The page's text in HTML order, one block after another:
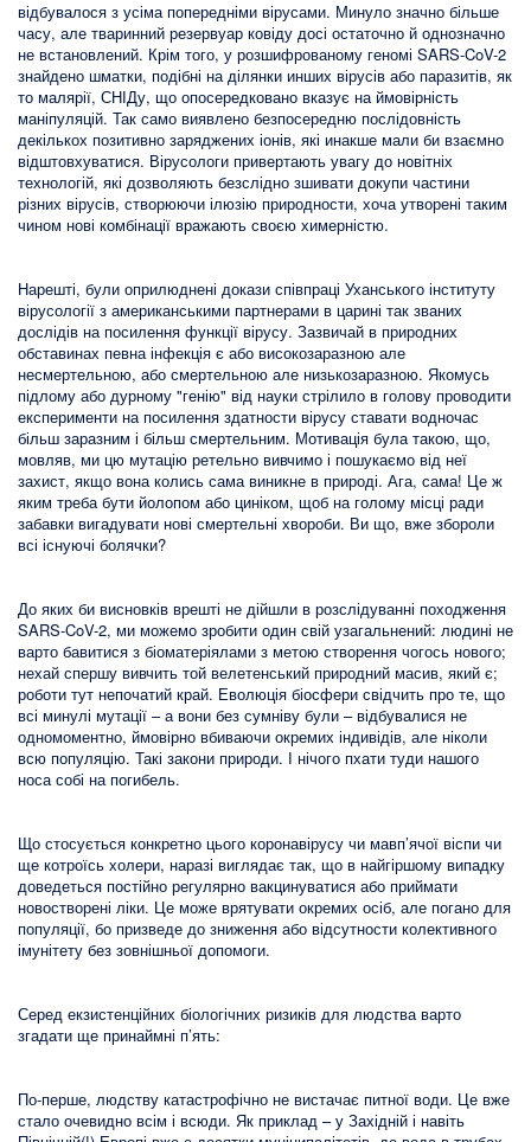
відбувалося з усіма попередніми вірусами. Минуло значно більше
часу, але тваринний резервуар ковіду досі остаточно й однозначно
не встановлений. Крім того, у розшифрованому геномі SARS-CoV-2
знайдено шматки, подібні на ділянки инших вірусів або паразитів, як
то малярії, СНІДу, що опосередковано вказує на ймовірність
маніпуляцій. Так само виявлено безпосередню послідовність
декількох позитивно заряджених іонів, які инакше мали би взаємно
відштовхуватися. Вірусологи привертають увагу до новітніх
технологій, які дозволяють безслідно зшивати докупи частини
різних вірусів, створюючи ілюзію природности, хоча утворені таким
чином нові комбінації вражають своєю химерністю.
Нарешті, були оприлюднені докази співпраці Уханського інституту
вірусології з американськими партнерами в царині так званих
дослідів на посилення функції вірусу. Зазвичай в природних
обставинах певна інфекція є або високозаразною але
несмертельною, або смертельною але низькозаразною. Якомусь
підлому або дурному "генію" від науки стрілило в голову проводити
експерименти на посилення здатности вірусу ставати водночас
більш заразним і більш смертельним. Мотивація була такою, що,
мовляв, ми цю мутацію ретельно вивчимо і пошукаємо від неї
захист, якщо вона колись сама виникне в природі. Ага, сама! Це ж
яким треба бути йолопом або циніком, щоб на голому місці ради
забавки вигадувати нові смертельні хвороби. Ви що, вже збороли
всі існуючі болячки?
До яких би висновків врешті не дійшли в розслідуванні походження
SARS-CoV-2, ми можемо зробити один свій узагальнений: людині не
варто бавитися з біоматеріялами з метою створення чогось нового;
нехай спершу вивчить той велетенський природний масив, який є;
роботи тут непочатий край. Еволюція біосфери свідчить про те, що
всі минулі мутації – а вони без сумніву були – відбувалися не
одномоментно, ймовірно вбиваючи окремих індивідів, але ніколи
всю популяцію. Такі закони природи. І нічого пхати туди нашого
носа собі на погибель.
Що стосується конкретно цього коронавірусу чи мавп’ячої віспи чи
ще котроїсь холери, наразі виглядає так, що в найгіршому випадку
доведеться постійно регулярно вакцинуватися або приймати
новостворені ліки. Це може врятувати окремих осіб, але погано для
популяції, бо призведе до зниження або відсутности колективного
імунітету без зовнішньої допомоги.
Серед екзистенційних біологічних ризиків для людства варто
згадати ще принаймні п’ять:
По-перше, людству катастрофічно не вистачає питної води. Це вже
стало очевидно всім і всюди. Як приклад – у Західній і навіть